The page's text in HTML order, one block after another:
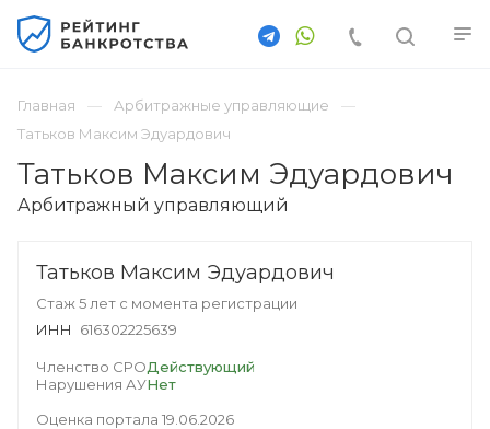
Главная
Арбитражные управляющие
Татьков Максим Эдуардович
Татьков Максим Эдуардович
Арбитражный управляющий
Татьков Максим Эдуардович
Стаж 5 лет с момента регистрации
ИНН
616302225639
Членство СРОДействующий
Нарушения АУНет
Оценка портала 19.06.2026